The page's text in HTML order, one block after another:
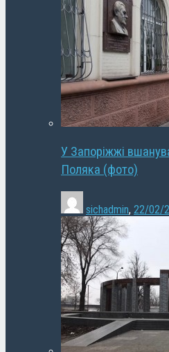
У Запоріжжі
Поляка (фото)
sichadmin, 22/02/